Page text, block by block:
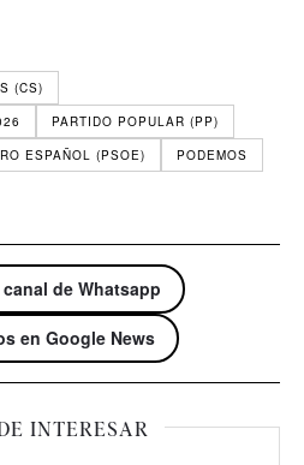
(CS)
PARTIDO POPULAR (PP)
ESPAÑOL (PSOE)
PODEMOS
de Whatsapp
en Google News
INTERESAR